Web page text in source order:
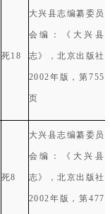
死18
大兴县志编纂委员
会编：《大兴县
志》，北京出版社
2002年版，第755
页
死8
大兴县志编纂委员
会编：《大兴县
志》，北京出版社
2002年版，第477